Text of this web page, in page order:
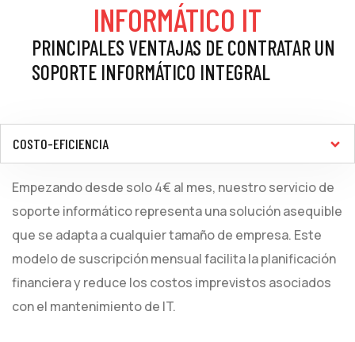
INFORMÁTICO IT
PRINCIPALES VENTAJAS DE CONTRATAR UN
SOPORTE INFORMÁTICO INTEGRAL
COSTO-EFICIENCIA
Empezando desde solo 4€ al mes, nuestro servicio de
soporte informático representa una solución asequible
que se adapta a cualquier tamaño de empresa. Este
modelo de suscripción mensual facilita la planificación
financiera y reduce los costos imprevistos asociados
con el mantenimiento de IT.